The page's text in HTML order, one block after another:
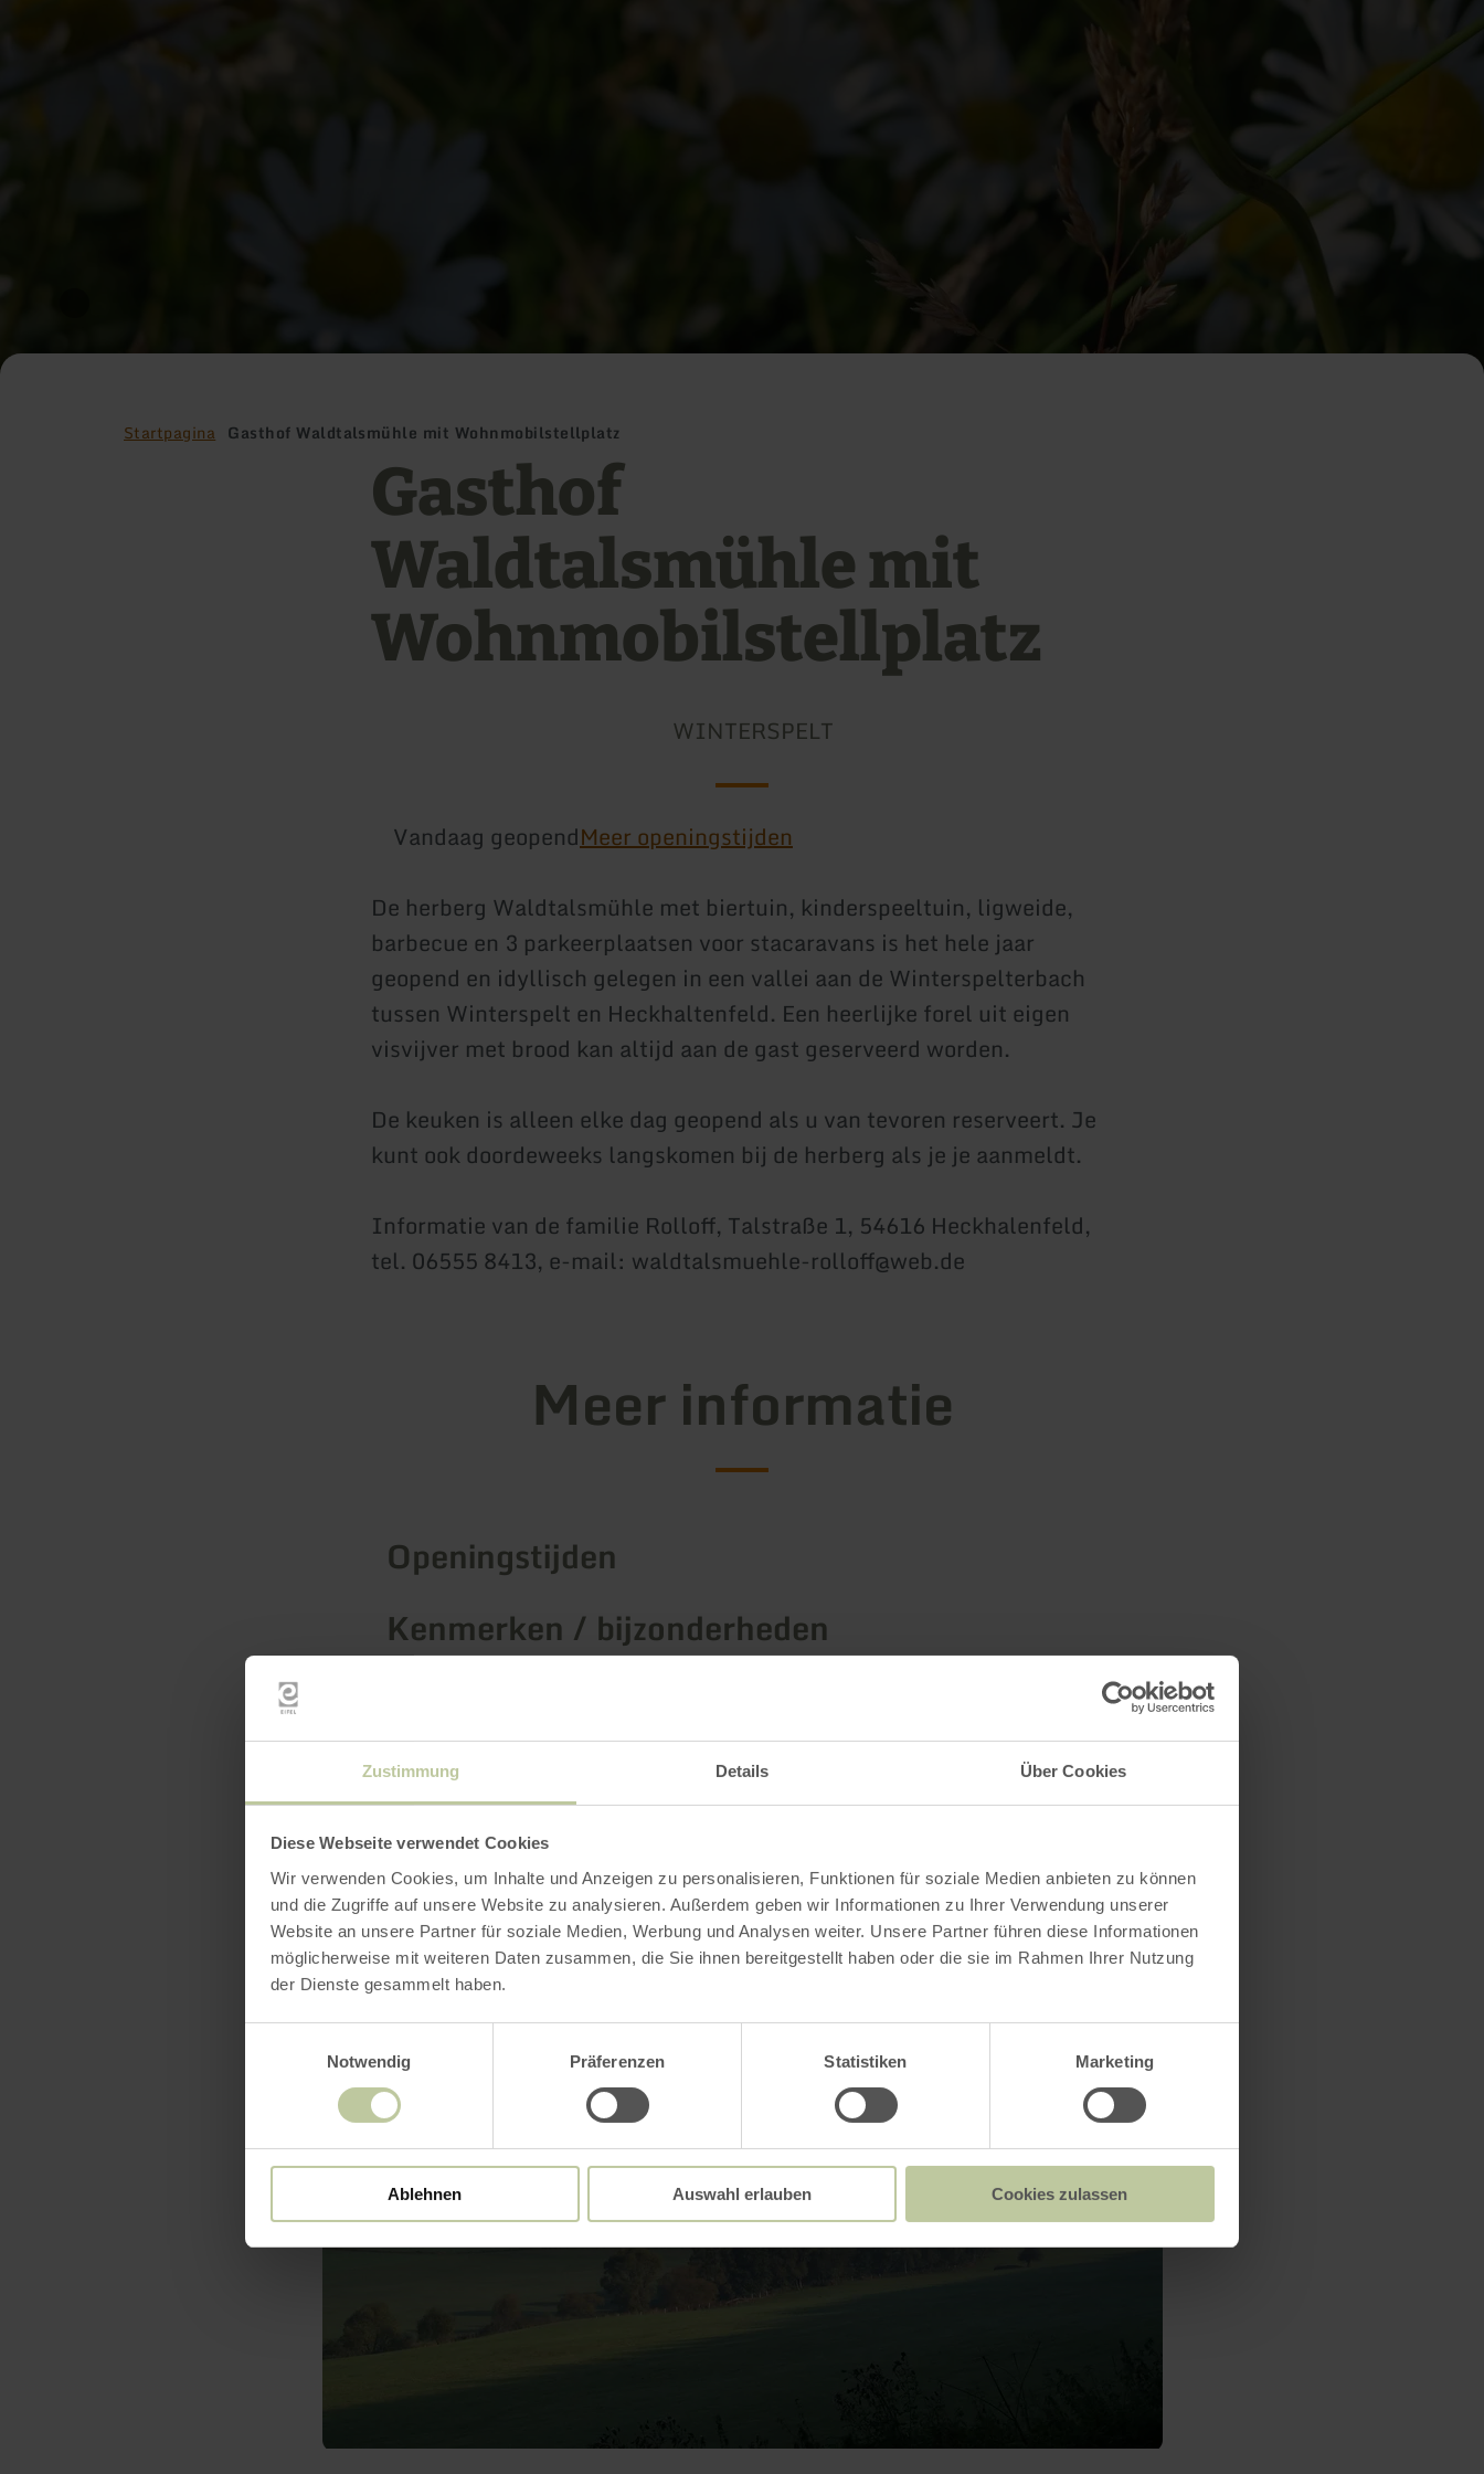
Zustimmung Details Über Cookies
Diese Webseite verwendet Cookies
Wir verwenden Cookies, um Inhalte und Anzeigen zu personalisieren, Funktionen für soziale Medien anbieten zu können
und die Zugriffe auf unsere Website zu analysieren. Außerdem geben wir Informationen zu Ihrer Verwendung unserer
Website an unsere Partner für soziale Medien, Werbung und Analysen weiter. Unsere Partner führen diese Informationen
möglicherweise mit weiteren Daten zusammen, die Sie ihnen bereitgestellt haben oder die sie im Rahmen Ihrer Nutzung
der Dienste gesammelt haben.
Notwendig
Präferenzen Statistiken Marketing
Ablehnen Auswahl erlauben Cookies zulassen
Startpagina Gasthof Waldtalsmühle mit Wohnmobilstellplatz
Gasthof
Waldtalsmühle mit
Wohnmobilstellplatz
WINTERSPELT
Vandaag geopendMeer openingstijden
De herberg Waldtalsmühle met biertuin, kinderspeeltuin, ligweide,
barbecue en 3 parkeerplaatsen voor stacaravans is het hele jaar
geopend en idyllisch gelegen in een vallei aan de Winterspelterbach
tussen Winterspelt en Heckhaltenfeld. Een heerlijke forel uit eigen
visvijver met brood kan altijd aan de gast geserveerd worden.
De keuken is alleen elke dag geopend als u van tevoren reserveert. Je
kunt ook doordeweeks langskomen bij de herberg als je je aanmeldt.
Informatie van de familie Rolloff, Talstraße 1, 54616 Heckhalenfeld,
tel. 06555 8413, e-mail: waldtalsmuehle-rolloff@web.de
Meer informatie
Openingstijden
Kenmerken / bijzonderheden
Impressies